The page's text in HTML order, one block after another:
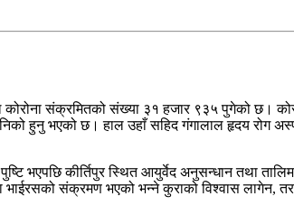
कोरोना संक्रमितको संख्या ३१ हजार ९३५ पुगेको छ।
हुनु भएको छ। हाल उहाँ सहिद गंगालाल हृदय रोग
भएपछि कीर्तिपुर स्थित आयुर्वेद अनुसन्धान तथा
संक्रमण भएको भन्ने कुराको विश्वास लागेन,